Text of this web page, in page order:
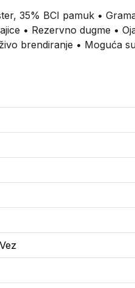
35% BCI pamuk •
• Rezervno dugme •
brendiranje • Moguća